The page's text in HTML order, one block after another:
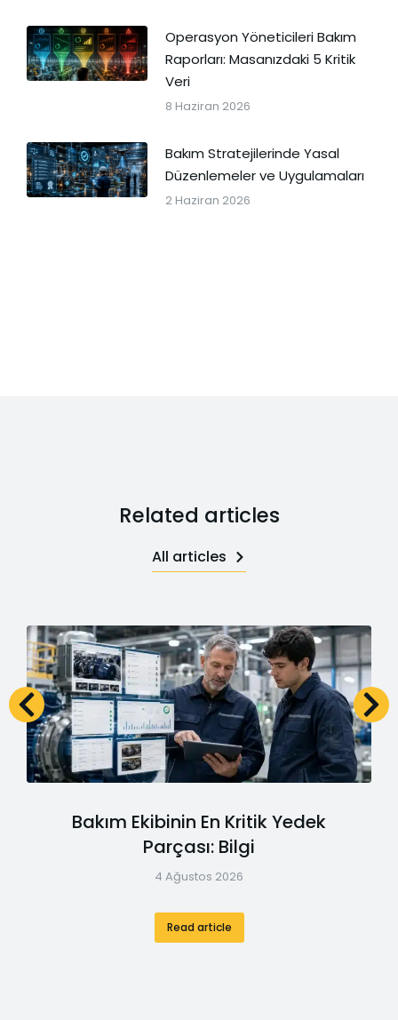
Operasyon Yöneticileri Bakım
Raporları: Masanızdaki 5 Kritik
Veri
8 Haziran 2026
Bakım Stratejilerinde Yasal
Düzenlemeler ve Uygulamaları
2 Haziran 2026
Related articles
All articles
Bakım Ekibinin En Kritik Yedek
Parçası: Bilgi
4 Ağustos 2026
Read article